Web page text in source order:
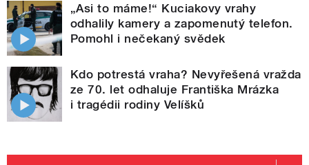
„Asi to máme!“ Kuciakovy vrahy
odhalily kamery a zapomenutý telefon.
Pomohl i nečekaný svědek
Kdo potrestá vraha? Nevyřešená vražda
ze 70. let odhaluje Františka Mrázka
i tragédii rodiny Velíšků